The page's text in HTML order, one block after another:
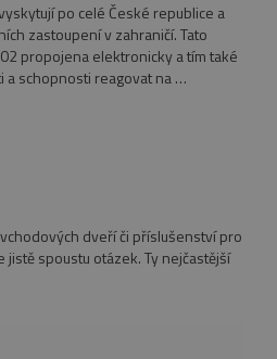
po celé České republice a
zastoupení v zahraničí. Tato
propojena elektronicky a tím také
schopnosti reagovat na …
dveří či příslušenství pro
spoustu otázek. Ty nejčastější
SOUBORY
CÍLENÍ